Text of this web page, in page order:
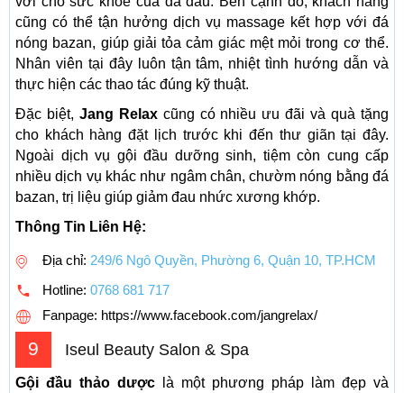
cũng có thể tận hưởng dịch vụ massage kết hợp với đá
nóng bazan, giúp giải tỏa cảm giác mệt mỏi trong cơ thể.
Nhân viên tại đây luôn tận tâm, nhiệt tình hướng dẫn và
thực hiện các thao tác đúng kỹ thuật.
Đặc biệt, Jang Relaxcũng có nhiều ưu đãi và quà tặng
cho khách hàng đặt lịch trước khi đến thư giãn tại đây.
Ngoài dịch vụ gội đầu dưỡng sinh, tiệm còn cung cấp
nhiều dịch vụ khác như ngâm chân, chườm nóng bằng đá
bazan, trị liệu giúp giảm đau nhức xương khớp.
Thông Tin Liên Hệ:
Địa chỉ: 249/6 Ngô Quyền, Phường 6, Quận 10, TP.HCM
Hotline: 0768 681 717
Fanpage: https://www.facebook.com/jangrelax/
9 Iseul Beauty Salon & Spa
Gội đầu thảo dược là một phương pháp làm đẹp và